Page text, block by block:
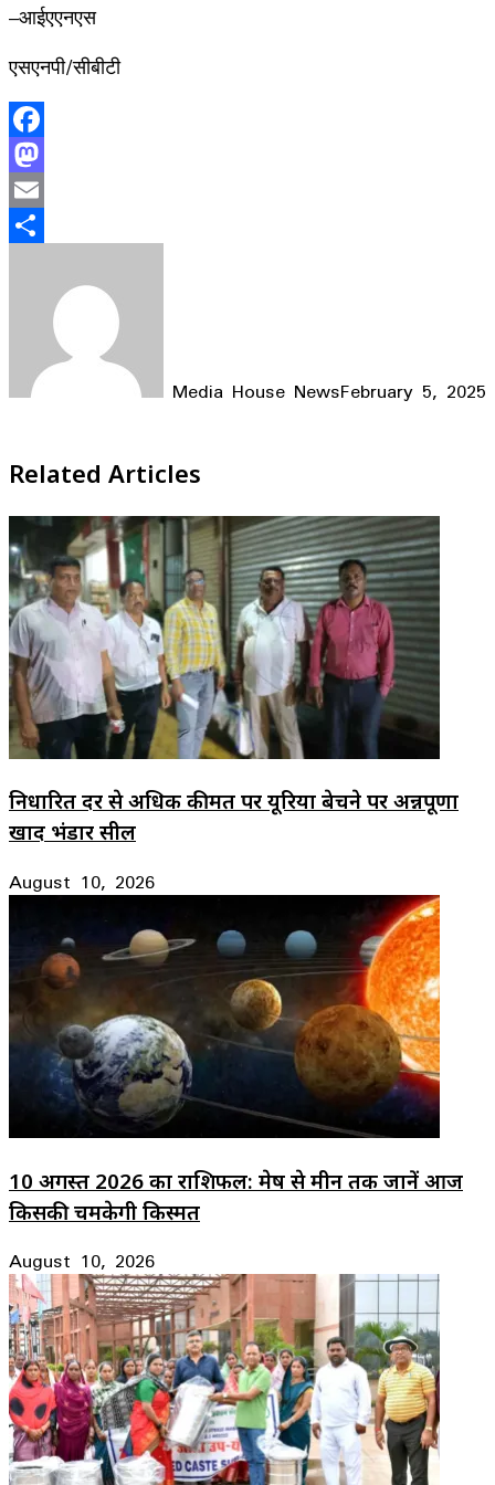
–आईएएनएस
एसएनपी/सीबीटी
Facebook
Mastodon
Email
Media House NewsFebruary 5, 2025
Related Articles
निर्धारित दर से अधिक कीमत पर यूरिया बेचने पर अन्नपूर्णा
खाद भंडार सील
August 10, 2026
10 अगस्त 2026 का राशिफल: मेष से मीन तक जानें आज
किसकी चमकेगी किस्मत
August 10, 2026